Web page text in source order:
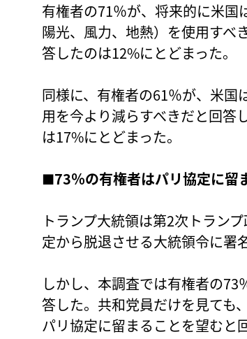
有権者の71％が、将来的に米国
陽光、風力、地熱）を使用すべ
答したのは12%にとどまった。
同様に、有権者の61％が、米
用を今より減らすべきだと回答
は17%にとどまった。
■73％の有権者はパリ協定に留
トランプ大統領は第2次トラン
定から脱退させる大統領令に署
しかし、本調査では有権者の
答した。共和党員だけを見ても
パリ協定に留まることを望むと